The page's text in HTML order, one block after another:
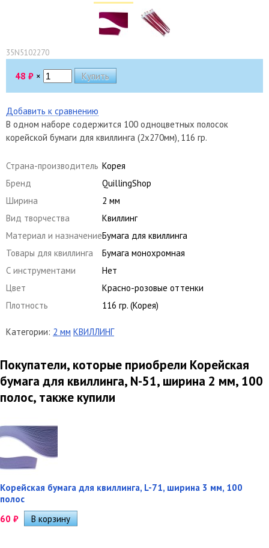
35N5102270
48 ₽ ×
Добавить к сравнению
В одном наборе содержится 100 одноцветных полосок
корейской бумаги для квиллинга (2х270мм), 116 гр.
Страна-производитель Корея
Бренд
QuillingShop
Ширина
2 мм
Вид творчества
Квиллинг
Материал и назначениеБумага для квиллинга
Товары для квиллинга
Бумага монохромная
С инструментами
Нет
Цвет
Красно-розовые оттенки
Плотность
116 гр. (Корея)
Категории: 2 мм КВИЛЛИНГ
Покупатели, которые приобрели Корейская
бумага для квиллинга, N-51, ширина 2 мм, 100
полос, также купили
Корейская бумага для квиллинга, L-71, ширина 3 мм, 100
полос
60 ₽